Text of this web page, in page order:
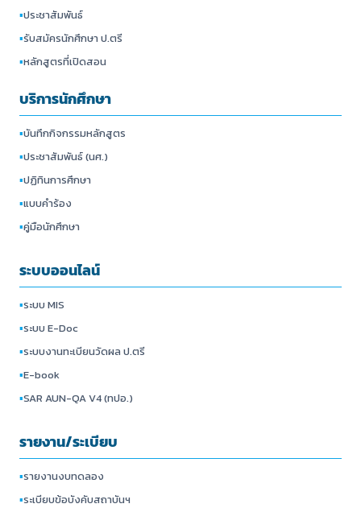
▪ประชาสัมพันธ์
▪รับสมัครนักศึกษา ป.ตรี
▪หลักสูตรที่เปิดสอน
บริการนักศึกษา
▪บันทึกกิจกรรมหลักสูตร
▪ประชาสัมพันธ์ (นศ.)
▪ปฏิทินการศึกษา
▪แบบคำร้อง
▪คู่มือนักศึกษา
ระบบออนไลน์
▪ระบบ MIS
▪ระบบ E-Doc
▪ระบบงานทะเบียนวัดผล ป.ตรี
▪E-book
▪SAR AUN-QA V4 (ทปอ.)
รายงาน/ระเบียบ
▪รายงานงบทดลอง
▪ระเบียบข้อบังคับสถาบันฯ